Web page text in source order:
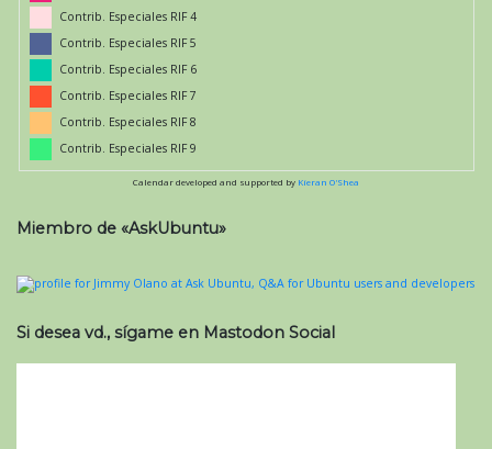
Contrib. Especiales RIF 4
Contrib. Especiales RIF 5
Contrib. Especiales RIF 6
Contrib. Especiales RIF 7
Contrib. Especiales RIF 8
Contrib. Especiales RIF 9
Calendar developed and supported by Kieran O'Shea
Miembro de «AskUbuntu»
Si desea vd., sígame en Mastodon Social